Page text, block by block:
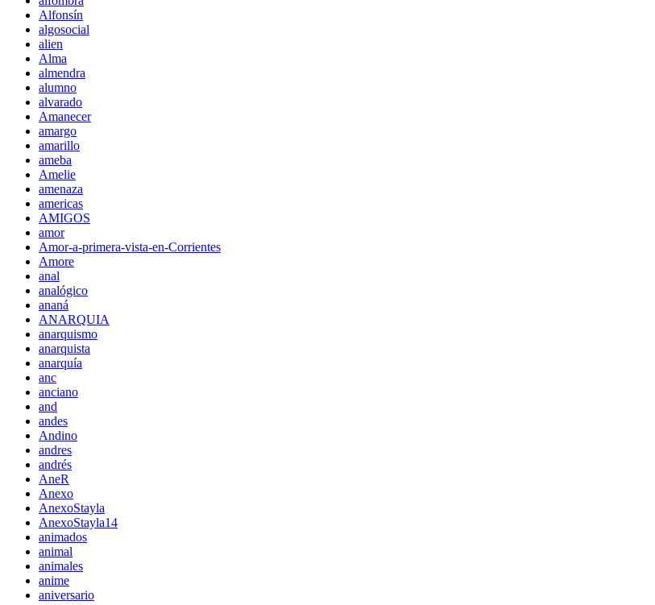
Alfonsín
algosocial
alien
Alma
almendra
alumno
alvarado
Amanecer
amargo
amarillo
ameba
Amelie
amenaza
americas
AMIGOS
amor
Amor-a-primera-vista-en-Corrientes
Amore
anal
analógico
ananá
ANARQUIA
anarquismo
anarquista
anarquía
anc
anciano
and
andes
Andino
andres
andrés
AneR
Anexo
AnexoStayla
AnexoStayla14
animados
animal
animales
anime
aniversario